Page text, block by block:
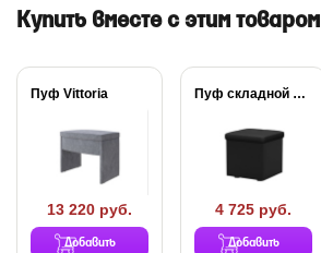
Купить вместе с этим товаром
Пуф Vittoria
13 220 руб.
Добавить
Пуф складной Como/Veda
4 725 руб.
Добавить